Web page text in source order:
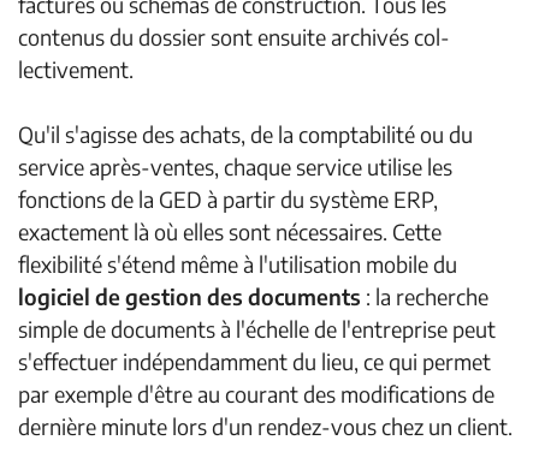
contenus du dossier sont ensuite archivés col-
lectivement.
Qu'il s'agisse des achats, de la comptabilité ou du
service après-ventes, chaque service utilise les
fonctions de la GED à partir du système ERP,
exactement là où elles sont nécessaires. Cette
flexibilité s'étend même à l'utilisation mobile du
logiciel de gestion des documents : la recherche
simple de documents à l'échelle de l'entreprise peut
s'effectuer indépendamment du lieu, ce qui permet
par exemple d'être au courant des modifications de
dernière minute lors d'un rendez-vous chez un client.